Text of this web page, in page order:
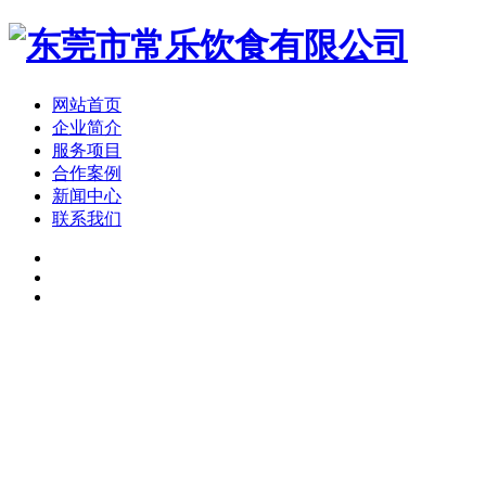
网站首页
企业简介
服务项目
合作案例
新闻中心
联系我们